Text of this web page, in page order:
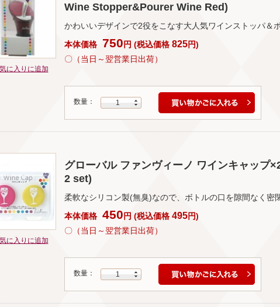
に入りに追加
Wine Stopper&Pourer Wine Red)
かわいいデザインで2役をこなす大人気ワインストッパ＆
本体価格 750 円 (税込価格 825円)
〇（当日～翌営業日出荷）
数量： 1
に入りに追加
グローバル ファンヴィーノ ワインキャッ
2 set)
柔軟なシリコン製(無臭)なので、ボトルの口を隙間なく密
本体価格 450 円 (税込価格 495円)
〇（当日～翌営業日出荷）
数量： 1